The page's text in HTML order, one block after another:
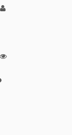
امنیت